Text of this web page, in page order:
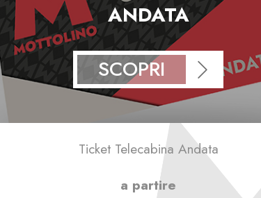
ANDATA
SCOPRI
Ticket Telecabina Andata
a partire